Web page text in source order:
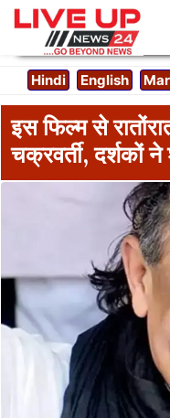
Hindi English
इस फिल्म से
चक्रवर्ती, दर्शकों